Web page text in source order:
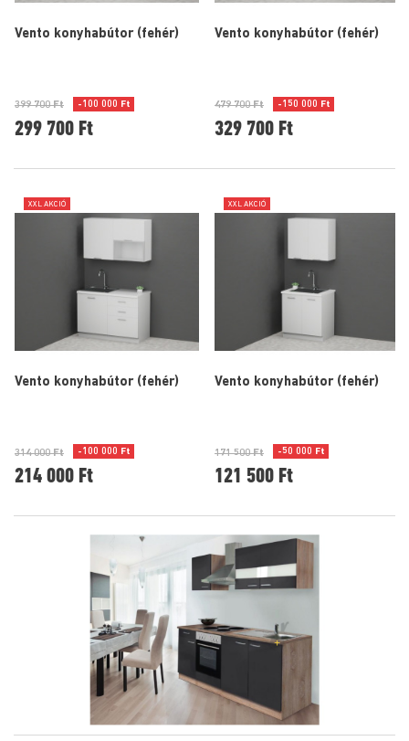
Vento konyhabútor (fehér)
399 700 Ft -100 000 Ft
299 700 Ft
Vento konyhabútor (fehér)
479 700 Ft -150 000 Ft
329 700 Ft
XXL AKCIÓ
Vento konyhabútor (fehér)
314 000 Ft -100 000 Ft
214 000 Ft
XXL AKCIÓ
Vento konyhabútor (fehér)
171 500 Ft -50 000 Ft
121 500 Ft